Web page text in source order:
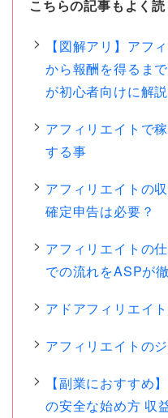
こちらの記事もよく
【図解アリ】アフ
から報酬を得るま
が初心者向けに解説
アフィリエイトで
する事
アフィリエイトの
確定申告は必要？
アフィリエイトの
での流れをASPが
アドアフィリエイ
アフィリエイトの
【副業におすすめ
の安全な始め方 収